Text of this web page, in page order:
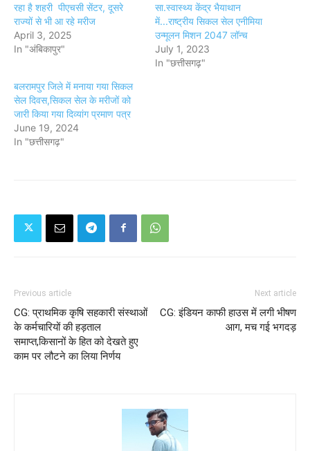
रहा है शहरी पीएचसी सेंटर, दूसरे
राज्यों से भी आ रहे मरीज
April 3, 2025
In "अंबिकापुर"
सा.स्वास्थ्य केंद्र भैयाथान
में...राष्ट्रीय सिकल सेल एनीमिया
उन्मूलन मिशन 2047 लॉन्च
July 1, 2023
In "छत्तीसगढ़"
बलरामपुर जिले में मनाया गया सिकल
सेल दिवस,सिकल सेल के मरीजों को
जारी किया गया दिव्यांग प्रमाण पत्र
June 19, 2024
In "छत्तीसगढ़"
Previous article
CG: प्राथमिक कृषि सहकारी संस्थाओं
के कर्मचारियों की हड़ताल
समाप्त,किसानों के हित को देखते हुए
काम पर लौटने का लिया निर्णय
Next article
CG: इंडियन काफी हाउस में लगी भीषण
आग, मच गई भगदड़